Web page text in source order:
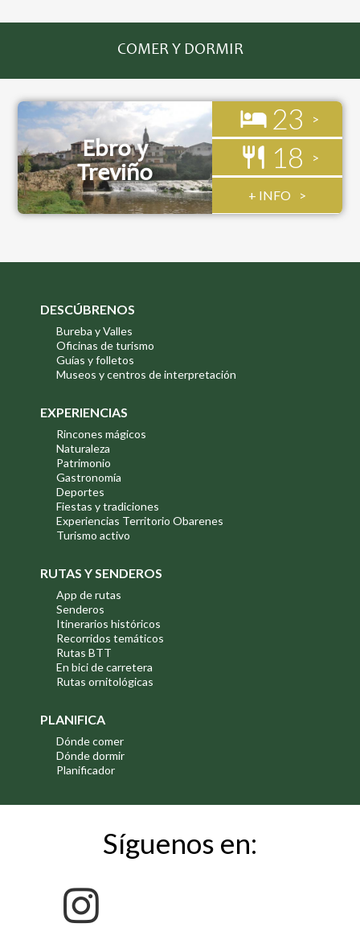
COMER Y DORMIR
Ebro y
Treviño
23
18
+ INFO
DESCÚBRENOS
Bureba y Valles
Oficinas de turismo
Guías y folletos
Museos y centros de interpretación
EXPERIENCIAS
Rincones mágicos
Naturaleza
Patrimonio
Gastronomía
Deportes
Fiestas y tradiciones
Experiencias Territorio Obarenes
Turismo activo
RUTAS Y SENDEROS
App de rutas
Senderos
Itinerarios históricos
Recorridos temáticos
Rutas BTT
En bici de carretera
Rutas ornitológicas
PLANIFICA
Dónde comer
Dónde dormir
Planificador
Síguenos en: